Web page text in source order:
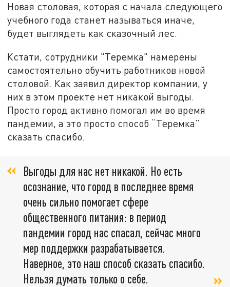
Новая столовая, которая с начала следующего
учебного года станет называться иначе,
будет выглядеть как сказочный лес.
Кстати, сотрудники "Теремка" намерены
самостоятельно обучить работников новой
столовой. Как заявил директор компании, у
них в этом проекте нет никакой выгоды.
Просто город активно помогал им во время
пандемии, а это просто способ “Теремка”
сказать спасибо.
Выгоды для нас нет никакой. Но есть
осознание, что город в последнее время
очень сильно помогает сфере
общественного питания: в период
пандемии город нас спасал, сейчас много
мер поддержки разрабатывается.
Наверное, это наш способ сказать спасибо.
Нельзя думать только о себе.